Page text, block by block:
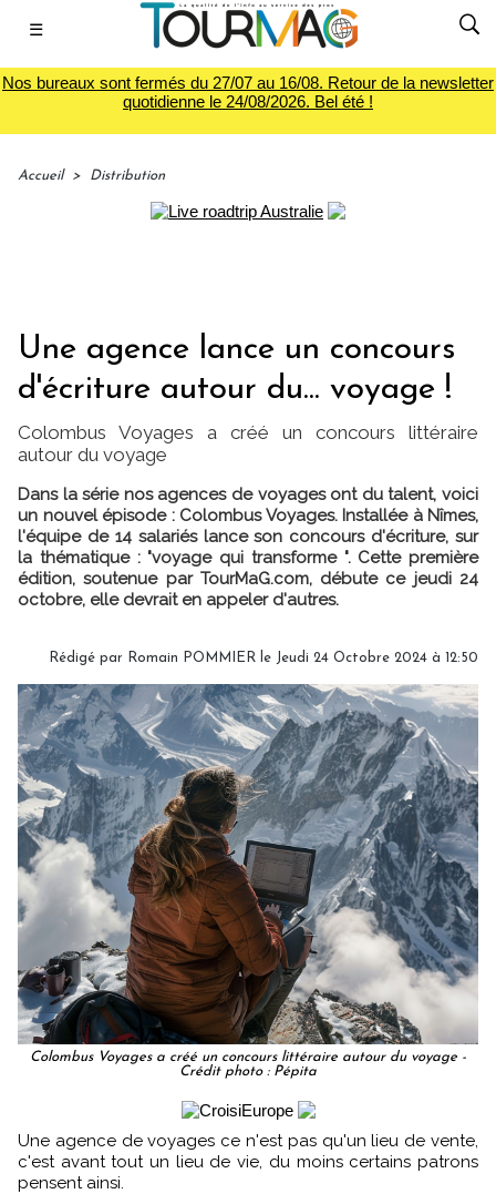
☰
Nos bureaux sont fermés du 27/07 au 16/08. Retour de la newsletter
quotidienne le 24/08/2026. Bel été !
Accueil > Distribution
Une agence lance un concours
d'écriture autour du... voyage !
Colombus Voyages a créé un concours littéraire
autour du voyage
Dans la série nos agences de voyages ont du talent, voici
un nouvel épisode : Colombus Voyages. Installée à Nîmes,
l'équipe de 14 salariés lance son concours d'écriture, sur
la thématique : "voyage qui transforme ". Cette première
édition, soutenue par TourMaG.com, débute ce jeudi 24
octobre, elle devrait en appeler d'autres.
Rédigé par Romain POMMIER le Jeudi 24 Octobre 2024 à 12:50
Colombus Voyages a créé un concours littéraire autour du voyage -
Crédit photo : Pépita
Une agence de voyages ce n'est pas qu'un lieu de vente,
c'est avant tout un lieu de vie, du moins certains patrons
pensent ainsi.